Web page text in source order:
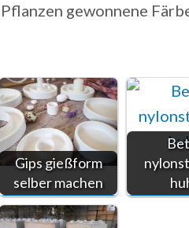
gewonnene
Gips gießform
selber machen